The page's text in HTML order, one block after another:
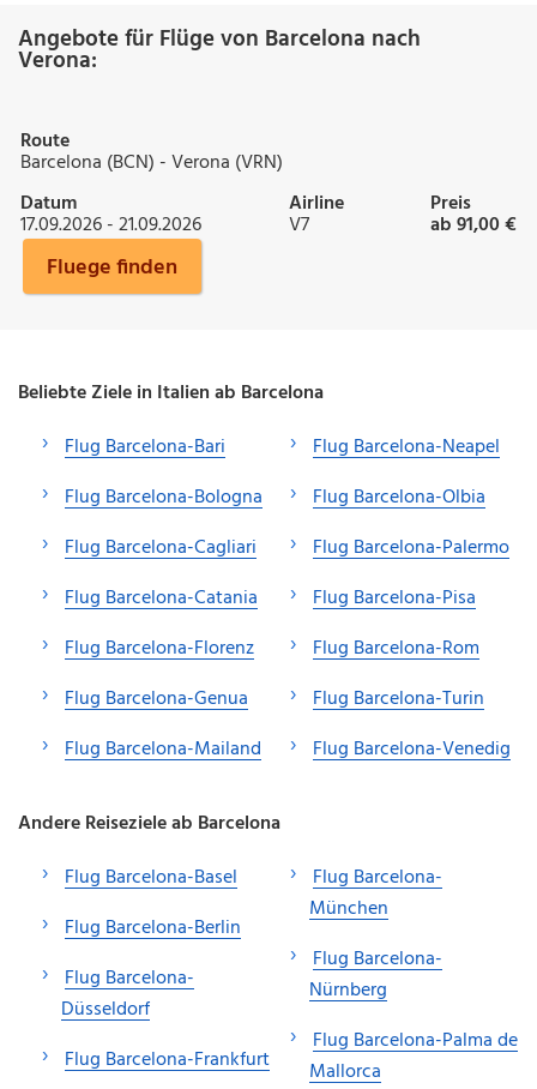
Angebote für Flüge von Barcelona nach
Verona:
Route
Barcelona (BCN) - Verona (VRN)
Datum
17.09.2026 - 21.09.2026
Airline
V7
Preis
ab 91,00 €
Fluege finden
Beliebte Ziele in Italien ab Barcelona
Flug Barcelona-Bari
Flug Barcelona-Bologna
Flug Barcelona-Cagliari
Flug Barcelona-Catania
Flug Barcelona-Florenz
Flug Barcelona-Genua
Flug Barcelona-Mailand
Flug Barcelona-Neapel
Flug Barcelona-Olbia
Flug Barcelona-Palermo
Flug Barcelona-Pisa
Flug Barcelona-Rom
Flug Barcelona-Turin
Flug Barcelona-Venedig
Andere Reiseziele ab Barcelona
Flug Barcelona-Basel
Flug Barcelona-Berlin
Flug Barcelona-
Düsseldorf
Flug Barcelona-Frankfurt
Flug Barcelona-
München
Flug Barcelona-
Nürnberg
Flug Barcelona-Palma de
Mallorca